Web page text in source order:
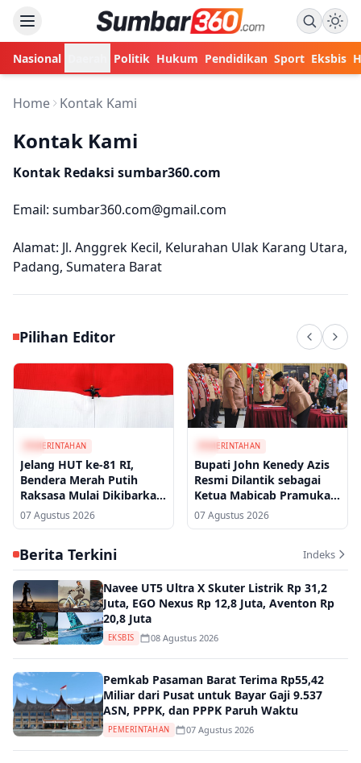
Nasional Politik Hukum Pendidikan Sport Eksbis
Home Kontak Kami
Kontak Kami
Kontak Redaksi sumbar360.com
Email: sumbar360.com@gmail.com
Alamat: Jl. Anggrek Kecil, Kelurahan Ulak Karang Utara,
Padang, Sumatera Barat
Pilihan Editor
PEMERINTAHAN
Jelang HUT ke-81 RI,
Bendera Merah Putih
Raksasa Mulai Dikibarkan
di Berbagai Wilayah
07 Agustus 2026
PEMERINTAHAN
Bupati John Kenedy Azis
Resmi Dilantik sebagai
Ketua Mabicab Pramuka
Padang Pariaman,
Dewiwarman Pimpin
07 Agustus 2026
Berita Terkini Indeks
Navee UT5 Ultra X Skuter Listrik Rp 31,2
Juta, EGO Nexus Rp 12,8 Juta, Aventon Rp
20,8 Juta
EKSBIS 08 Agustus 2026
Pemkab Pasaman Barat Terima Rp55,42
Miliar dari Pusat untuk Bayar Gaji 9.537
ASN, PPPK, dan PPPK Paruh Waktu
PEMERINTAHAN 07 Agustus 2026